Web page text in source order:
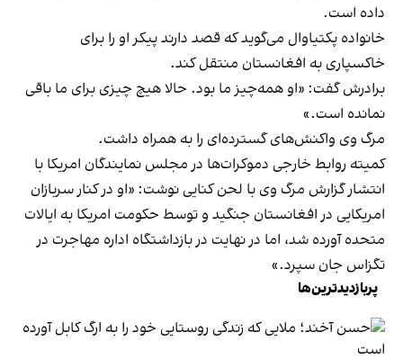
داده است.
خانواده پکتیاوال می‌گوید که قصد دارند پیکر او را برای
خاکسپاری به افغانستان منتقل کند.
برادرش گفت: «او همه‌چیز ما بود. حالا هیچ چیزی برای ما باقی
نمانده است.»
مرگ وی واکنش‌های گسترده‌ای را به همراه داشت.
کمیته روابط خارجی دموکرات‌ها در مجلس نمایندگان امریکا با
انتشار گزارش مرگ وی با لحن کنایی نوشت: «او در کنار سربازان
امریکایی در افغانستان جنگید و توسط حکومت امریکا به ایالات
متحده آورده شد، اما در نهایت در بازداشتگاه اداره مهاجرت در
تگزاس جان سپرد.»
پربازدیدترین‌ها